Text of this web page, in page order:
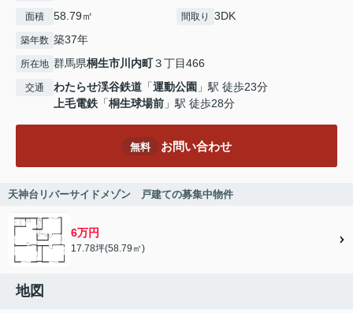
面積 58.79㎡ 間取り 3DK
築年数 築37年
所在地 群馬県桐生市川内町３丁目466
交通 わたらせ渓谷鉄道 「運動公園 」駅 徒歩23分
上毛電鉄 「桐生球場前 」駅 徒歩28分
無料 お問い合わせ
天神台リバーサイドメゾン 戸建ての募集中物件
6万円
17.78坪(58.79㎡)
地図